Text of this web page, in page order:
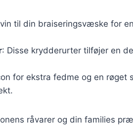
til din braiseringsvæske for
: Disse krydderurter tilføjer en
for ekstra fedme og en røget
råvarer og din families